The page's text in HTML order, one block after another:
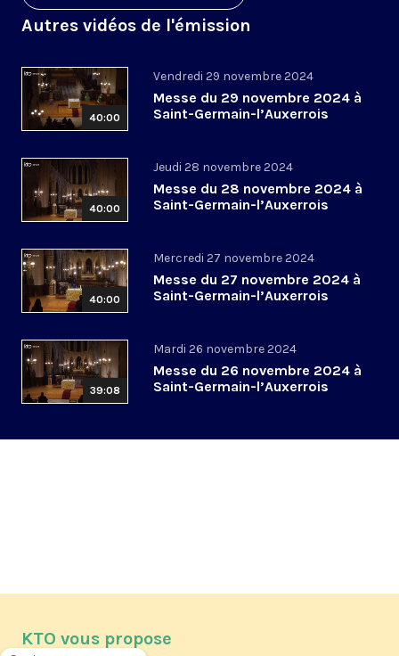
Autres vidéos de l'émission
40:00
Vendredi 29 novembre 2024
Messe du 29 novembre 2024 à
Saint-Germain-l’Auxerrois
40:00
Jeudi 28 novembre 2024
Messe du 28 novembre 2024 à
Saint-Germain-l’Auxerrois
40:00
Mercredi 27 novembre 2024
Messe du 27 novembre 2024 à
Saint-Germain-l’Auxerrois
39:08
Mardi 26 novembre 2024
Messe du 26 novembre 2024 à
Saint-Germain-l’Auxerrois
KTO vous propose